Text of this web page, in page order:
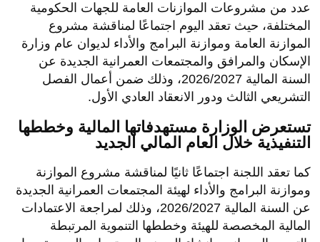
عدد من مشروعات الموازنات العامة للجهات الحكومية
المختلفة، حيث تعقد اليوم اجتماعًا لمناقشة مشروع
الموازنة العامة وموازنة البرامج والأداء لديوان عام وزارة
الإسكان والمرافق والمجتمعات العمرانية الجديدة عن
السنة المالية 2026/2027، وذلك ضمن أعمال الفصل
التشريعي الثالث ودور الانعقاد العادي الأول.
التنفيذية خلال العام المالي الجديد
كما تعقد اللجنة اجتماعًا ثانيًا لمناقشة مشروع الموازنة
وموازنة البرامج والأداء لهيئة المجتمعات العمرانية الجديدة
عن السنة المالية 2026/2027، وذلك لمراجعة الاعتمادات
المالية المخصصة للهيئة وخططها التنموية المرتبطة